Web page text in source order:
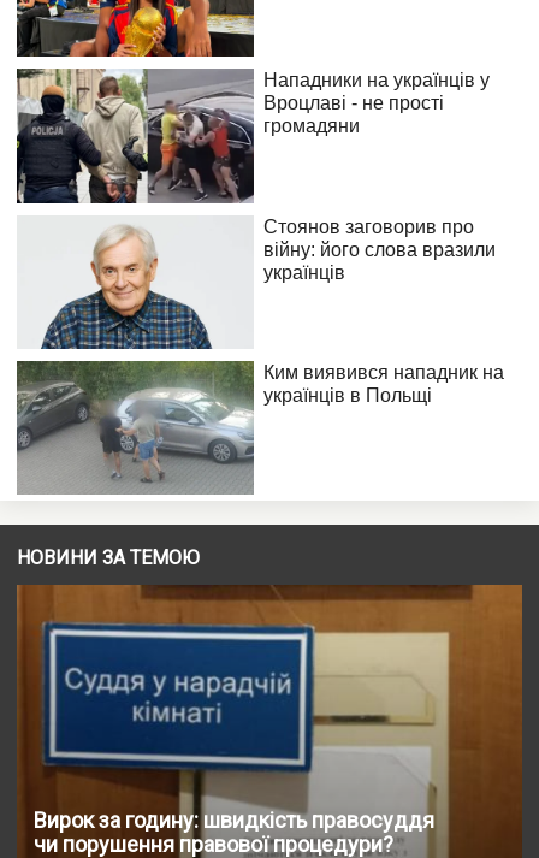
НОВИНИ ЗА ТЕМОЮ
Вирок за годину: швидкість правосуддя
чи порушення правової процедури?